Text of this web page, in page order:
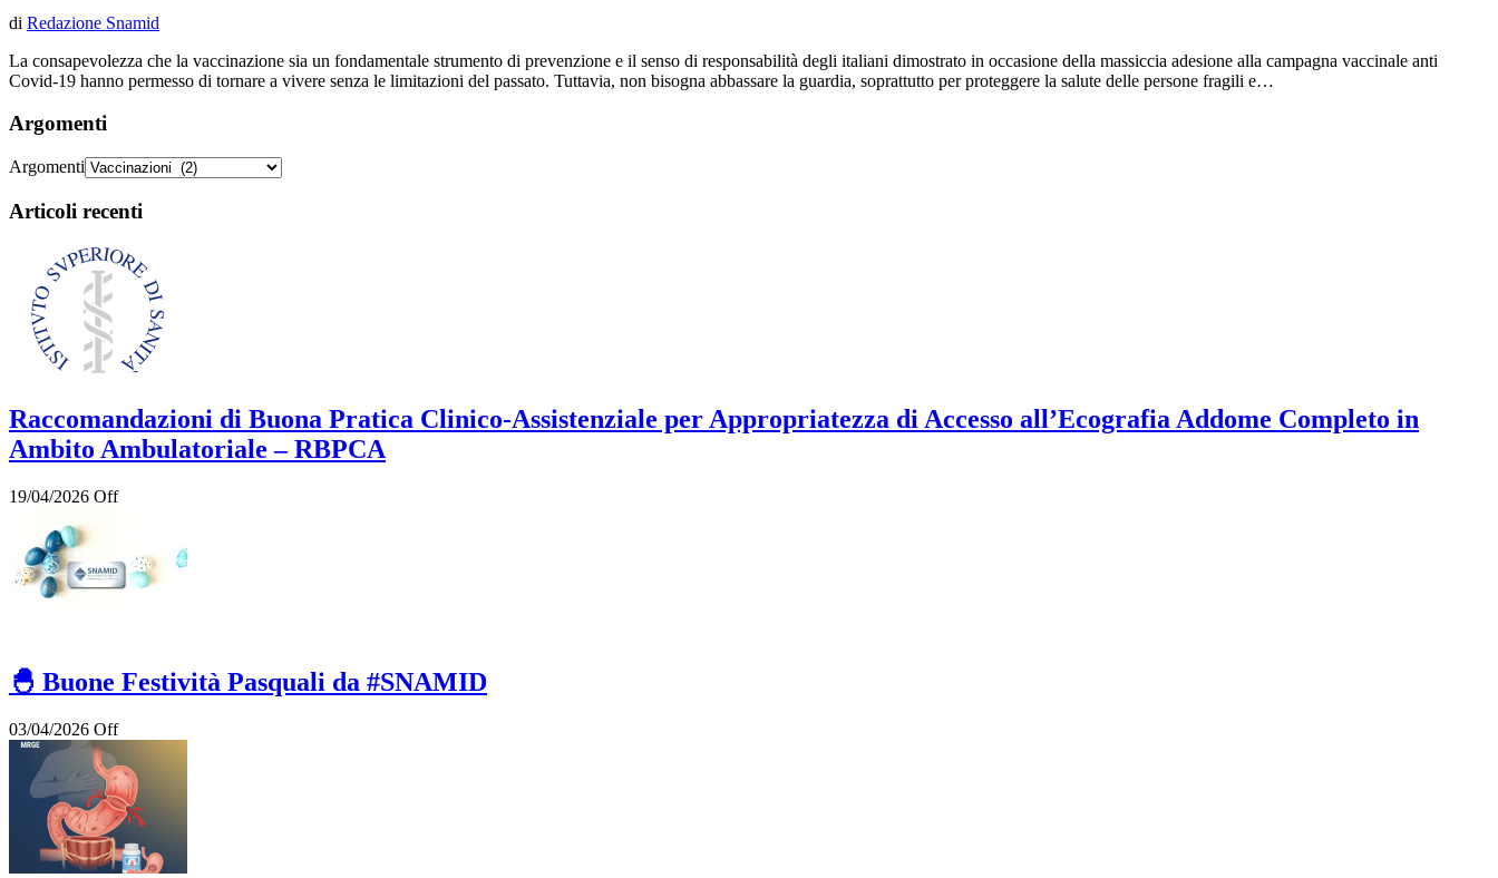
di Redazione Snamid
La consapevolezza che la vaccinazione sia un fondamentale strumento di prevenzione e il senso di responsabilità degli italiani dimostrato in occasione della massiccia adesione alla campagna vaccinale anti
Covid-19 hanno permesso di tornare a vivere senza le limitazioni del passato. Tuttavia, non bisogna abbassare la guardia, soprattutto per proteggere la salute delle persone fragili e…
Argomenti
Argomenti
Articoli recenti
Raccomandazioni di Buona Pratica Clinico-Assistenziale per Appropriatezza di Accesso all’Ecografia Addome Completo in
Ambito Ambulatoriale – RBPCA
19/04/2026 Off
🐣 Buone Festività Pasquali da #SNAMID
03/04/2026 Off